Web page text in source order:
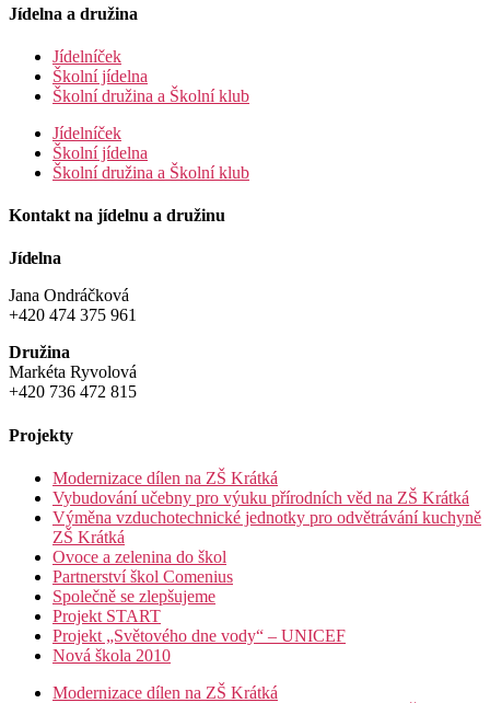
Jídelna a družina
Jídelníček
Školní jídelna
Školní družina a Školní klub
Jídelníček
Školní jídelna
Školní družina a Školní klub
Kontakt na jídelnu a družinu
Jídelna
Jana Ondráčková
+420 474 375 961
Družina
Markéta Ryvolová
+420 736 472 815
Projekty
Modernizace dílen na ZŠ Krátká
Vybudování učebny pro výuku přírodních věd na ZŠ Krátká
Výměna vzduchotechnické jednotky pro odvětrávání kuchyně
ZŠ Krátká
Ovoce a zelenina do škol
Partnerství škol Comenius
Společně se zlepšujeme
Projekt START
Projekt „Světového dne vody“ – UNICEF
Nová škola 2010
Modernizace dílen na ZŠ Krátká